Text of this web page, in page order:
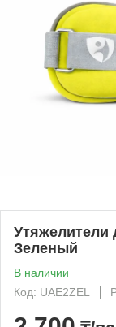
Утяжелители
Зеленый
В наличии
Код: UAE2ZEL